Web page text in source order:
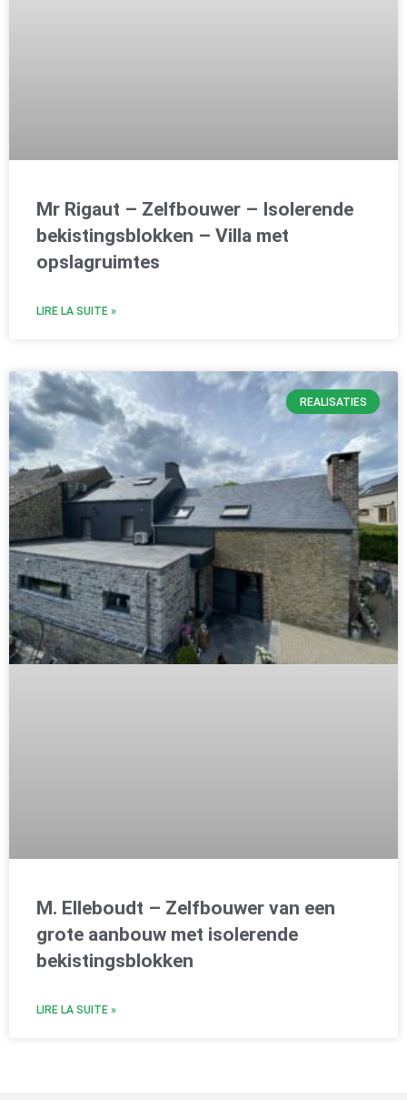
Mr Rigaut – Zelfbouwer – Isolerende
bekistingsblokken – Villa met
opslagruimtes
LIRE LA SUITE »
REALISATIES
M. Elleboudt – Zelfbouwer van een
grote aanbouw met isolerende
bekistingsblokken
LIRE LA SUITE »